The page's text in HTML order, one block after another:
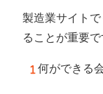
製造業サイト
ることが重要で
何ができる